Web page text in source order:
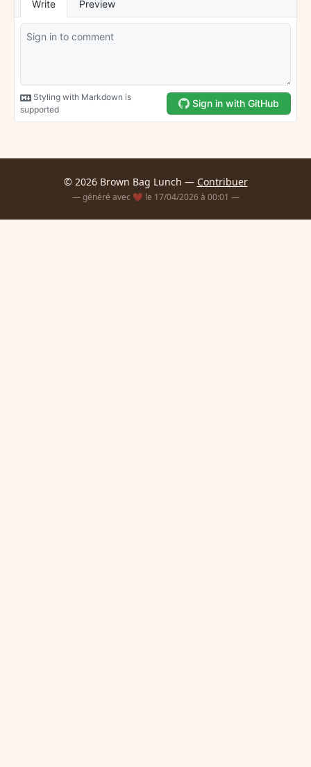
© 2026 Brown Bag Lunch — Contribuer
— généré avec ❤️ le 17/04/2026 à 00:01 —